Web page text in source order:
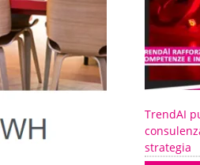
TrendAI
strategia